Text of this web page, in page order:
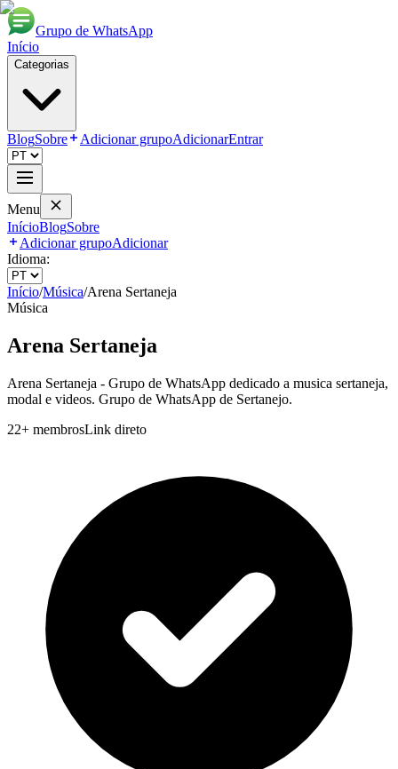
Grupo de WhatsApp
Início
Categorias
BlogSobre Adicionar grupoAdicionarEntrar
Menu
InícioBlogSobre
Adicionar grupoAdicionar
Idioma:
Início/Música/Arena Sertaneja
Música
Arena Sertaneja
Arena Sertaneja - Grupo de WhatsApp dedicado a musica sertaneja,
modal e videos. Grupo de WhatsApp de Sertanejo.
22+ membrosLink direto